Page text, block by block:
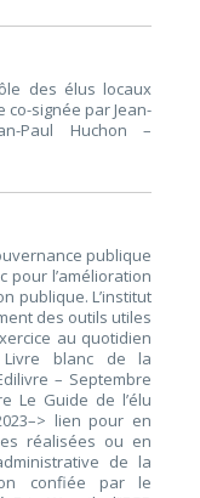
des élus locaux
co-signée par Jean-
Paul Huchon –
publique
pour l’amélioration
publique. L’institut
des outils utiles
au quotidien
blanc de la
– Septembre
Le Guide de l’élu
lien pour en
réalisées ou en
de la
confiée par le